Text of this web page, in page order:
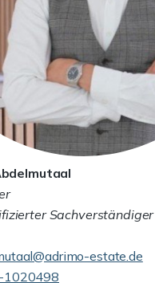
Sachverständiger
estate.de
1020498